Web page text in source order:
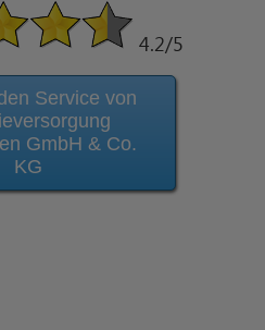
4.2/5
Service von
GmbH & Co.
KG